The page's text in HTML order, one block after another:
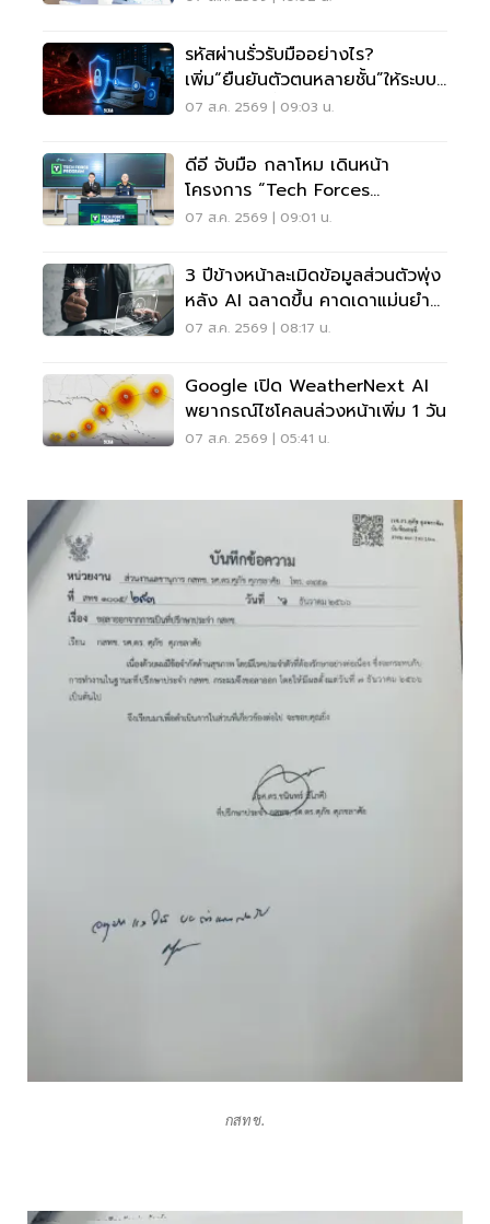
รหัสผ่านรั่วรับมืออย่างไร?
เพิ่ม“ยืนยันตัวตนหลายชั้น”ให้ระบบ
เดิม ไม่ต้องรื้อใหม่
07 ส.ค. 2569 | 09:03 น.
ดีอี จับมือ กลาโหม เดินหน้า
โครงการ “Tech Forces
Program”
07 ส.ค. 2569 | 09:01 น.
3 ปีข้างหน้าละเมิดข้อมูลส่วนตัวพุ่ง
หลัง AI ฉลาดขึ้น คาดเดาแม่นยำ
กว่าเดิม
07 ส.ค. 2569 | 08:17 น.
Google เปิด WeatherNext AI
พยากรณ์ไซโคลนล่วงหน้าเพิ่ม 1 วัน
07 ส.ค. 2569 | 05:41 น.
กสทช.